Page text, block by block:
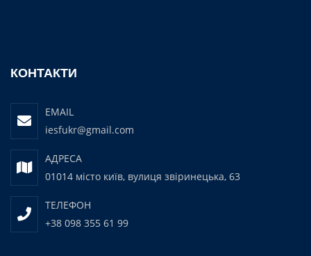
КОНТАКТИ
EMAIL
iesfukr@gmail.com
АДРЕСА
01014 місто київ, вулиця звіринецька, 63
ТЕЛЕФОН
+38 098 355 61 99